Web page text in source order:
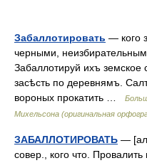
Забаллотировать — кого
черными,
Забаллотируй ихъ земское
засѣсть по деревнямъ.
вороных прокатить …
Михельсона (оригинальная
ЗАБАЛЛОТИРОВАТЬ —
совер., кого что.